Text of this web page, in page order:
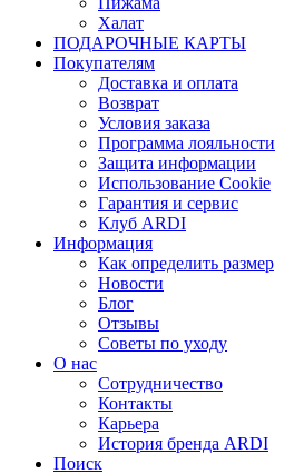
Халат
ПОДАРОЧНЫЕ КАРТЫ
Покупателям
Доставка и оплата
Возврат
Условия заказа
Программа лояльности
Защита информации
Использование Cookie
Гарантия и сервис
Клуб ARDI
Информация
Как определить размер
Новости
Блог
Отзывы
Советы по уходу
О нас
Сотрудничество
Контакты
Карьера
История бренда ARDI
Поиск